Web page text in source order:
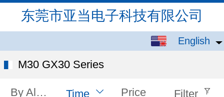
东莞市亚当电子科技有限公司
English
English
M30 GX30 Series
By Alphabet Time Price Filter